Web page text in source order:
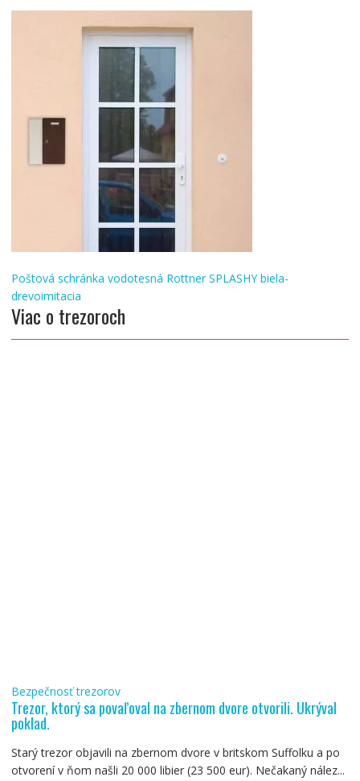
Navigácia
v
článku
Poštová schránka vodotesná Rottner SPLASHY biela-
drevoimitacia
Viac o trezoroch
Bezpečnosť trezorov
Trezor, ktorý sa povaľoval na zbernom dvore otvorili. Ukrýval
poklad.
Starý trezor objavili na zbernom dvore v britskom Suffolku a po
otvorení v ňom našli 20 000 libier (23 500 eur). Nečakaný nález...